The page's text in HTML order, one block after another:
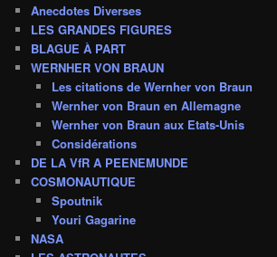
Anecdotes Diverses
LES GRANDES FIGURES
BLAGUE À PART
WERNHER VON BRAUN
Les citations de Wernher von Braun
Wernher von Braun en Allemagne
Wernher von Braun aux Etats-Unis
Considérations
DE LA VfR A PEENEMUNDE
COSMONAUTIQUE
Spoutnik
Youri Gagarine
NASA